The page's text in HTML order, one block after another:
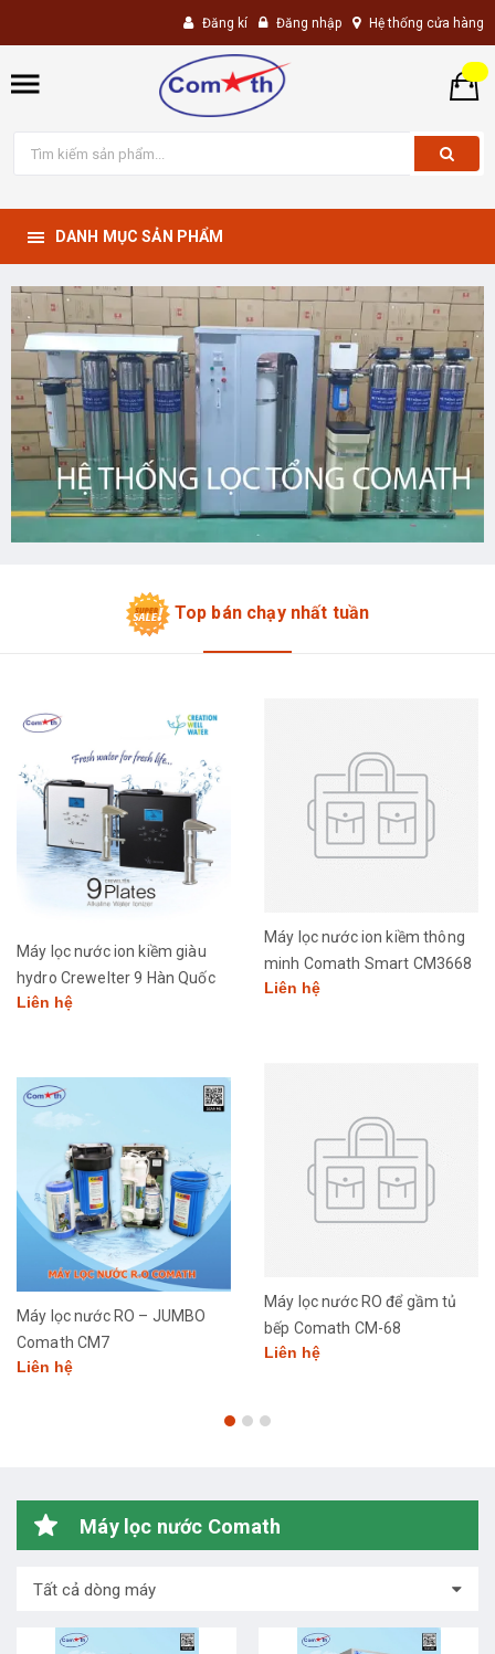
Đăng kí Đăng nhập Hệ thống cửa hàng
DANH MỤC SẢN PHẨM
Top bán chạy nhất tuần
Máy lọc nước ion kiềm giàu
hydro Crewelter 9 Hàn Quốc
Liên hệ
Máy lọc nước RO – JUMBO
Comath CM7
Liên hệ
Máy lọc nước ion kiềm thông
minh Comath Smart CM3668
Liên hệ
Máy lọc nước RO để gầm tủ
bếp Comath CM-68
Liên hệ
Máy lọc nước Comath
Tất cả dòng máy